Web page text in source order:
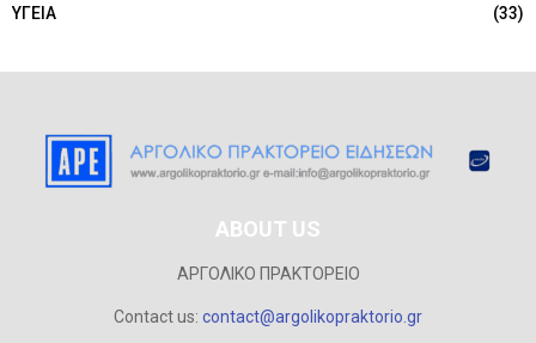
ΥΓΕΙΑ
(33)
ABOUT US
ΑΡΓΟΛΙΚΟ ΠΡΑΚΤΟΡΕΙΟ
Contact us: contact@argolikopraktorio.gr